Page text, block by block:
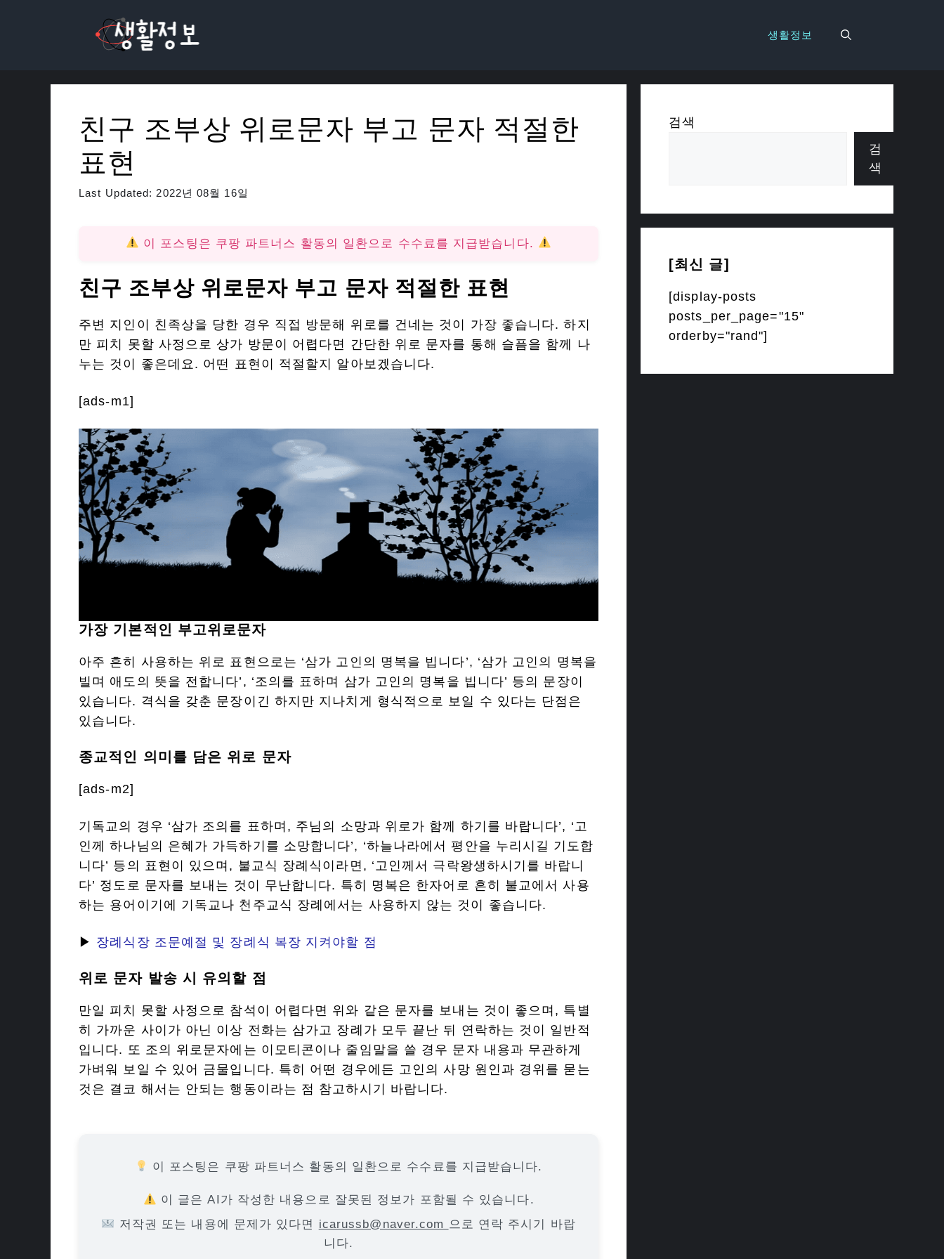
생활정보
친구 조부상 위로문자 부고 문자 적절한
표현
Last Updated: 2022년 08월 16일
이 포스팅은 쿠팡 파트너스 활동의 일환으로 수수료를 지급받습니다.
친구 조부상 위로문자 부고 문자 적절한 표현
주변 지인이 친족상을 당한 경우 직접 방문해 위로를 건네는 것이 가장 좋습니다. 하지
만 피치 못할 사정으로 상가 방문이 어렵다면 간단한 위로 문자를 통해 슬픔을 함께 나
누는 것이 좋은데요. 어떤 표현이 적절할지 알아보겠습니다.
[ads-m1]
가장 기본적인 부고위로문자
아주 흔히 사용하는 위로 표현으로는 ‘삼가 고인의 명복을 빕니다’, ‘삼가 고인의 명복을
빌며 애도의 뜻을 전합니다’, ‘조의를 표하며 삼가 고인의 명복을 빕니다’ 등의 문장이
있습니다. 격식을 갖춘 문장이긴 하지만 지나치게 형식적으로 보일 수 있다는 단점은
있습니다.
종교적인 의미를 담은 위로 문자
[ads-m2]
기독교의 경우 ‘삼가 조의를 표하며, 주님의 소망과 위로가 함께 하기를 바랍니다’, ‘고
인께 하나님의 은혜가 가득하기를 소망합니다’, ‘하늘나라에서 평안을 누리시길 기도합
니다’ 등의 표현이 있으며, 불교식 장례식이라면, ‘고인께서 극락왕생하시기를 바랍니
다’ 정도로 문자를 보내는 것이 무난합니다. 특히 명복은 한자어로 흔히 불교에서 사용
하는 용어이기에 기독교나 천주교식 장례에서는 사용하지 않는 것이 좋습니다.
▶ 장례식장 조문예절 및 장례식 복장 지켜야할 점
위로 문자 발송 시 유의할 점
만일 피치 못할 사정으로 참석이 어렵다면 위와 같은 문자를 보내는 것이 좋으며, 특별
히 가까운 사이가 아닌 이상 전화는 삼가고 장례가 모두 끝난 뒤 연락하는 것이 일반적
입니다. 또 조의 위로문자에는 이모티콘이나 줄임말을 쓸 경우 문자 내용과 무관하게
가벼워 보일 수 있어 금물입니다. 특히 어떤 경우에든 고인의 사망 원인과 경위를 묻는
것은 결코 해서는 안되는 행동이라는 점 참고하시기 바랍니다.
이 포스팅은 쿠팡 파트너스 활동의 일환으로 수수료를 지급받습니다.
이 글은 AI가 작성한 내용으로 잘못된 정보가 포함될 수 있습니다.
저작권 또는 내용에 문제가 있다면 icarussb@naver.com 으로 연락 주시기 바랍
니다.
검색
검
색
[최신 글]
[display-posts
posts_per_page="15"
orderby="rand"]